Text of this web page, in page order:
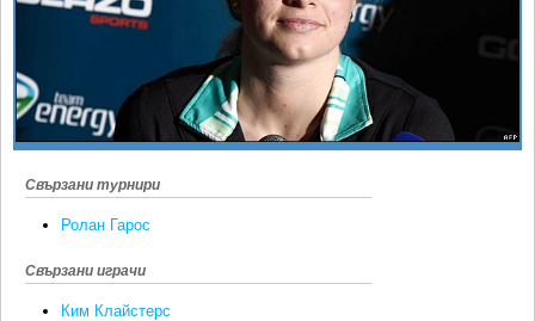
БЛОГ
ВИДЕО
Други
Любители
Свързани турнири
Ролан Гарос
Свързани играчи
Ким Клайстeрс